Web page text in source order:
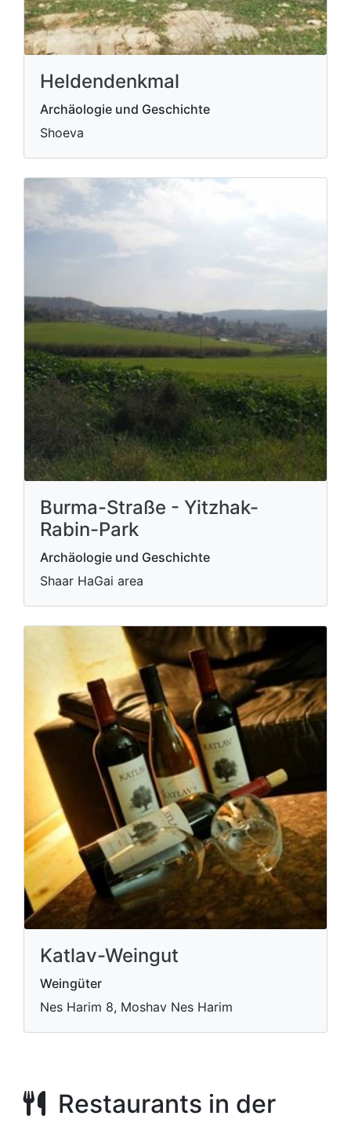
Heldendenkmal
Archäologie und Geschichte
Shoeva
Burma-Straße - Yitzhak-
Rabin-Park
Archäologie und Geschichte
Shaar HaGai area
Katlav-Weingut
Weingüter
Nes Harim 8, Moshav Nes Harim
Restaurants in der